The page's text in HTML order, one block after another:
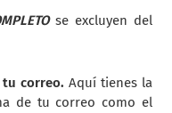
se excluyen del
tu correo. Aquí tienes la
de tu correo como el